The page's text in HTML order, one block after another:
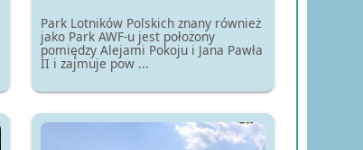
Park Lotników Polskich znany również
jako Park AWF-u jest położony
pomiędzy Alejami Pokoju i Jana Pawła
II i zajmuje pow ...